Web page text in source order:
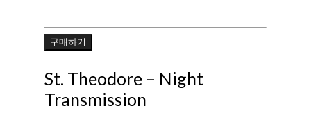
구매하기
St. Theodore ‎– Night
Transmission